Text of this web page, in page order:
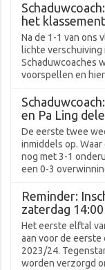
het klassement
Na de 1-1 van ons
lichte verschuiving
Schaduwcoaches
voorspellen en
en Pa Ling
De eerste twee
inmiddels op.
nog met 3-1
een 0-3
Reminder:
zaterdag
Het eerste elftal
aan voor de
2023/24.
worden verzorgd